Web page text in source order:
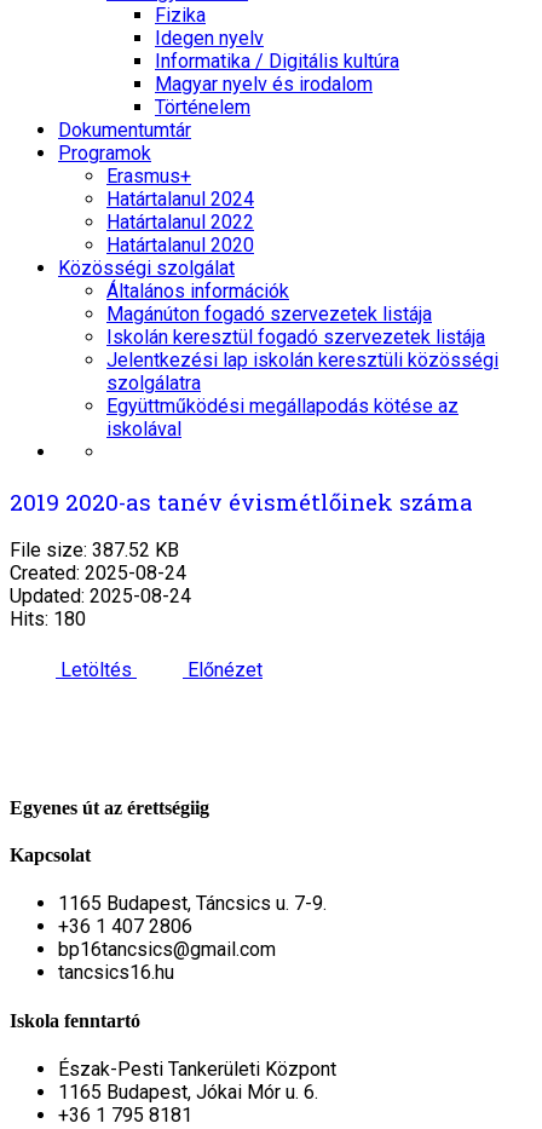
Fizika
Idegen nyelv
Informatika / Digitális kultúra
Magyar nyelv és irodalom
Történelem
Dokumentumtár
Programok
Erasmus+
Határtalanul 2024
Határtalanul 2022
Határtalanul 2020
Közösségi szolgálat
Általános információk
Magánúton fogadó szervezetek listája
Iskolán keresztül fogadó szervezetek listája
Jelentkezési lap iskolán keresztüli közösségi
szolgálatra
Együttműködési megállapodás kötése az
iskolával
2019 2020-as tanév évismétlőinek száma
File size: 387.52 KB
Created: 2025-08-24
Updated: 2025-08-24
Hits: 180
Letöltés Előnézet
Egyenes út az érettségiig
Kapcsolat
1165 Budapest, Táncsics u. 7-9.
+36 1 407 2806
bp16tancsics@gmail.com
tancsics16.hu
Iskola fenntartó
Észak-Pesti Tankerületi Központ
1165 Budapest, Jókai Mór u. 6.
+36 1 795 8181